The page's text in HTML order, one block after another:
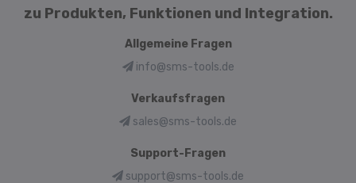
zu Produkten, Funktionen und Integration.
Allgemeine Fragen
info@sms-tools.de
Verkaufsfragen
sales@sms-tools.de
Support-Fragen
support@sms-tools.de